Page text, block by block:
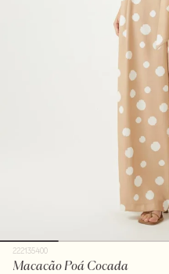
222135400
Macacão Poá Cocada